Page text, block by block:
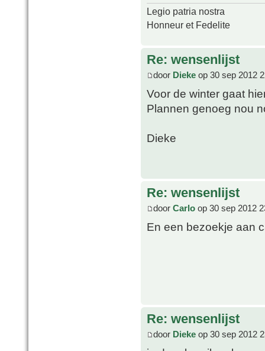
Legio patria nostra
Honneur et Fedelite
Re: wensenlijst
door Dieke op 30 sep 2012
Voor de winter gaat
Plannen genoeg nou
Dieke
Re: wensenlijst
door Carlo op 30 sep 2012
En een bezoekje aan
Re: wensenlijst
door Dieke op 30 sep 2012